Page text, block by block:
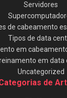
Servidores
de cabeamento
Tipos de data
em
em data
Uncategorized
de